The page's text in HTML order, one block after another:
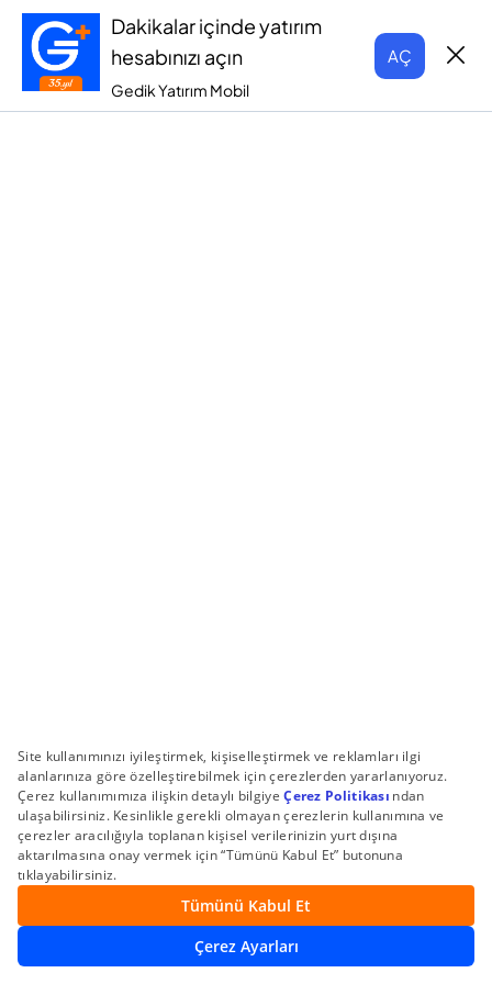
Dakikalar içinde yatırım
hesabınızı açın
Gedik Yatırım Mobil
AÇ